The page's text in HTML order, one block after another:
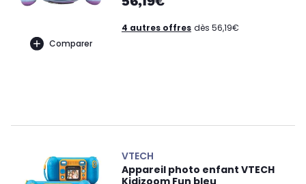
Comparer
4 autres offres dès 56,19€
VTECH
Appareil photo enfant VTECH